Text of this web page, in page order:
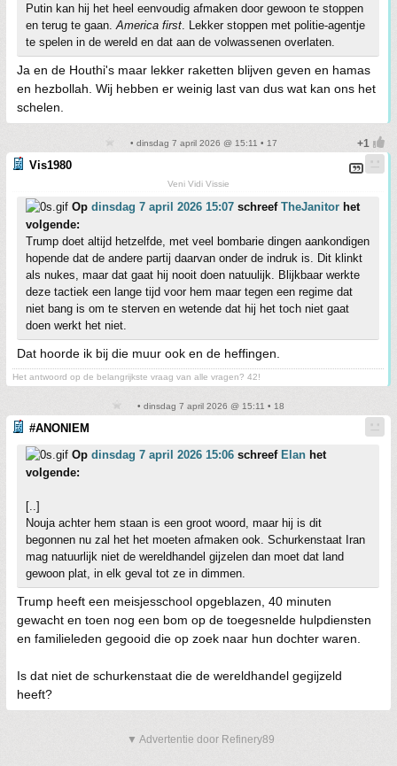
Putin kan hij het heel eenvoudig afmaken door gewoon te stoppen
en terug te gaan.America first. Lekker stoppen met politie-agentje
te spelen in de wereld en dat aan de volwassenen overlaten.
Ja en de Houthi's maar lekker raketten blijven geven en hamas
en hezbollah. Wij hebben er weinig last van dus wat kan ons het
schelen.
• dinsdag 7 april 2026 @ 15:11 • 17
Vis1980
Veni Vidi Vissie
Op dinsdag 7 april 2026 15:07 schreef TheJanitor het
volgende:
Trump doet altijd hetzelfde, met veel bombarie dingen aankondigen
hopende dat de andere partij daarvan onder de indruk is. Dit klinkt
als nukes, maar dat gaat hij nooit doen natuulijk. Blijkbaar werkte
deze tactiek een lange tijd voor hem maar tegen een regime dat
niet bang is om te sterven en wetende dat hij het toch niet gaat
doen werkt het niet.
Dat hoorde ik bij die muur ook en de heffingen.
Het antwoord op de belangrijkste vraag van alle vragen? 42!
• dinsdag 7 april 2026 @ 15:11 • 18
#ANONIEM
Op dinsdag 7 april 2026 15:06 schreef Elan het
volgende:
[..]
Nouja achter hem staan is een groot woord, maar hij is dit
begonnen nu zal het het moeten afmaken ook. Schurkenstaat Iran
mag natuurlijk niet de wereldhandel gijzelen dan moet dat land
gewoon plat, in elk geval tot ze in dimmen.
Trump heeft een meisjesschool opgeblazen, 40 minuten
gewacht en toen nog een bom op de toegesnelde hulpdiensten
en familieleden gegooid die op zoek naar hun dochter waren.
Is dat niet de schurkenstaat die de wereldhandel gegijzeld
heeft?
▼ Advertentie door Refinery89